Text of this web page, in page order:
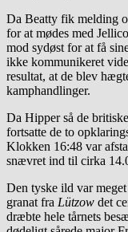
Da Beatty fik melding
for at mødes med
mod sydøst for at få
ikke kommunikeret
resultat, at de blev
kamphandlinger.
Da Hipper så de
fortsatte de to
Klokken 16:48 var
snævret ind til cirka
Den tyske ild var
granat fra Lützow det
dræbte hele tårnets